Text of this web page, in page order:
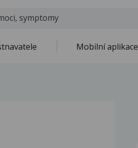
Mobilní aplikace